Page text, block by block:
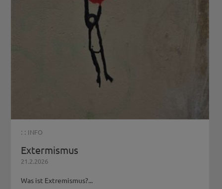
: : INFO
Extermismus
21.2.2026
Was ist Extremismus?...